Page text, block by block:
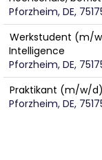
Pforzheim, DE,
Werkstudent (m/
Intelligence
Pforzheim, DE,
Praktikant (m/w/
Pforzheim, DE,